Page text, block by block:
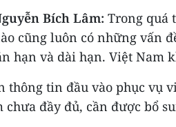
Bích Lâm: Trong quá
cũng luôn có những vấn
hạn và dài hạn. Việt Nam
thông tin đầu vào phục vụ
chưa đầy đủ, cần được bổ